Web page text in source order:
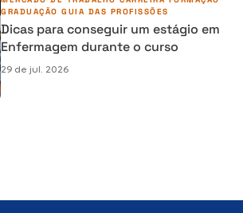
GRADUAÇÃO GUIA DAS PROFISSÕES
Dicas para conseguir um estágio em
Enfermagem durante o curso
29 de jul. 2026